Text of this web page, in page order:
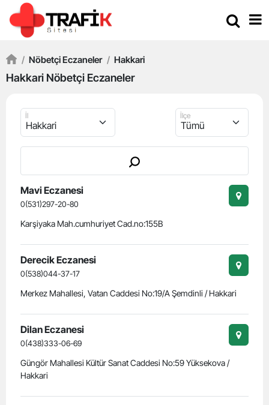
/ Nöbetçi Eczaneler / Hakkari
Hakkari Nöbetçi Eczaneler
İl İlçe
Mavi Eczanesi
0(531)297-20-80
Karşiyaka Mah.cumhuriyet Cad.no:155B
Derecik Eczanesi
0(538)044-37-17
Merkez Mahallesi, Vatan Caddesi No:19/A Şemdinli / Hakkari
Dilan Eczanesi
0(438)333-06-69
Güngör Mahallesi Kültür Sanat Caddesi No:59 Yüksekova /
Hakkari